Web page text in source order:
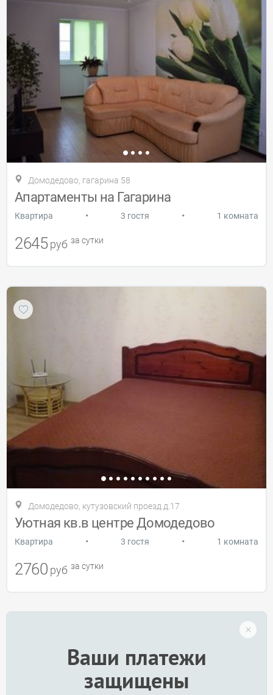
Домодедово, гагарина 58
Апартаменты на Гагарина
Квартира • 3 гостя • 1 комната
2645 руб за сутки
Домодедово, кутузовский проезд д.17
Уютная кв.в центре Домодедово
Квартира • 3 гостя • 1 комната
2760 руб за сутки
Ваши платежи
защищены